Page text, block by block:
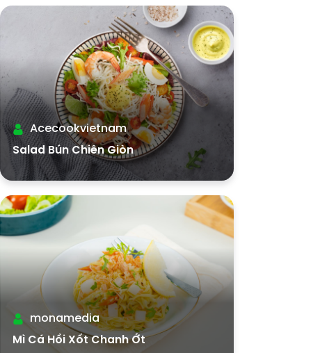
Acecookvietnam
Salad Bún Chiên Giòn
monamedia
Mì Cá Hồi Xốt Chanh Ớt